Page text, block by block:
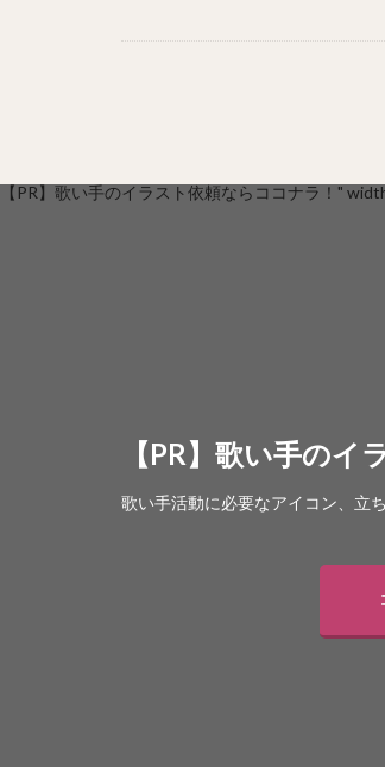
【PR】歌い手のイラスト依頼ならココナラ！"
【PR】歌い手のイ
歌い手活動に必要なアイコン、立